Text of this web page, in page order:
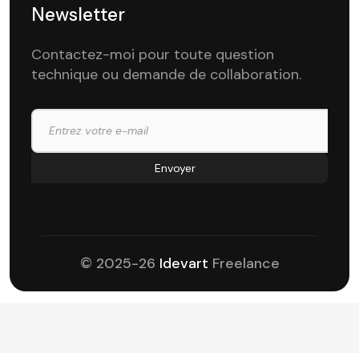
Newsletter
Contactez-moi pour toute question
technique ou demande de collaboration.
© 2025-26 Idevart Freelance